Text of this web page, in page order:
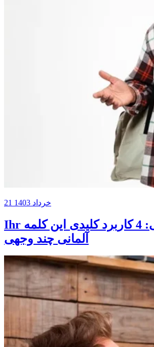
21 خرداد 1403
Ihr در آلمانی: 4 کاربرد کلیدی این کلمه
آلمانی چند وجهی